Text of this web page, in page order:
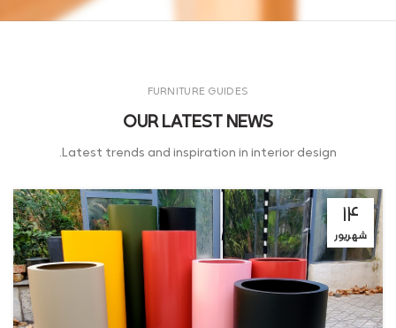
FURNITURE GUIDES
OUR LATEST NEWS
Latest trends and inspiration in interior design.
۱۴
شهریور